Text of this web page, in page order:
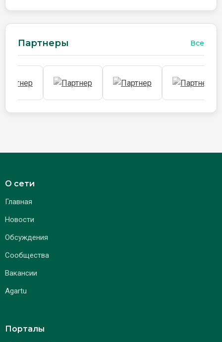
Партнеры Все
О сети
Главная
Новости
Обсуждения
Сообщества
Вакансии
Agartu
Порталы